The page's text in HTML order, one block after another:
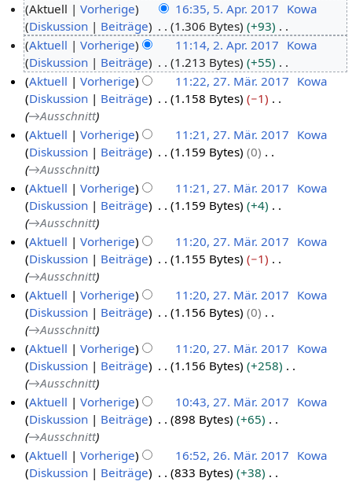
p
1
Aktuell Vorherige 16:35, 5. Apr. 2017 Kowa
Diskussion
Beiträge 1.306 Bytes
+93
K
e
i
n
e
B
e
a
r
b
e
i
t
u
n
g
s
z
u
s
a
m
m
e
n
f
2
7
Aktuell Vorherige 11:14, 2. Apr. 2017 Kowa
Diskussion
Beiträge 1.213 Bytes
+55
K
e
i
n
e
B
e
a
r
b
e
i
t
u
n
g
s
z
u
s
a
m
m
e
0
Aktuell Vorherige 11:22, 27. Mär. 2017 Kowa
Diskussion
Beiträge 1.158 Bytes
−1
→Ausschnitt
Aktuell
Vorherige 11:21, 27. Mär. 2017 Kowa
Diskussion
Beiträge 1.159 Bytes
0
→Ausschnitt
Aktuell
Vorherige 11:21, 27. Mär. 2017 Kowa
Diskussion
Beiträge 1.159 Bytes
+4
→Ausschnitt
Aktuell
Vorherige 11:20, 27. Mär. 2017 Kowa
Diskussion
Beiträge 1.155 Bytes
−1
→Ausschnitt
Aktuell
Vorherige 11:20, 27. Mär. 2017 Kowa
Diskussion
Beiträge 1.156 Bytes
0
→Ausschnitt
Aktuell
Vorherige 11:20, 27. Mär. 2017 Kowa
Diskussion
Beiträge 1.156 Bytes
+258
→Ausschnitt
Aktuell
Vorherige 10:43, 27. Mär. 2017 Kowa
Diskussion
Beiträge 898 Bytes
+65
→Ausschnitt
Aktuell Vorherige 16:52, 26. Mär. 2017 Kowa
Diskussion
Beiträge 833 Bytes
+38